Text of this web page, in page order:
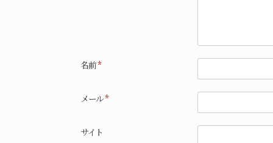
名前*
メール*
サイト